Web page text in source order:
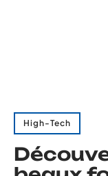
High-Tech